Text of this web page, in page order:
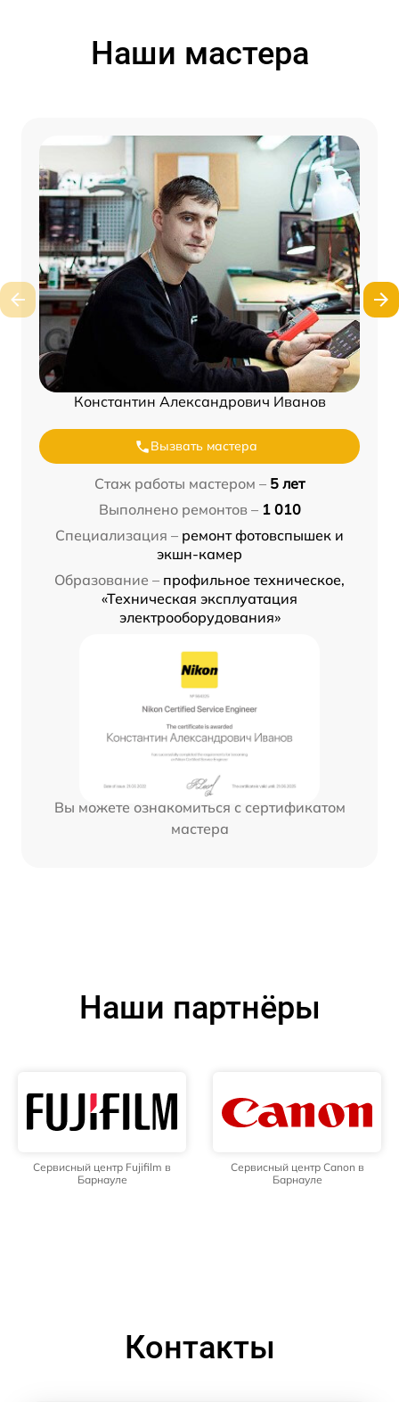
Наши мастера
Константин Александрович Иванов
Вызвать мастера
Стаж работы мастером – 5 лет
Выполнено ремонтов – 1 010
Специализация – ремонт фотовспышек и
экшн-камер
Образование – профильное техническое,
«Техническая эксплуатация
электрооборудования»
Вы можете ознакомиться с сертификатом
мастера
Наши партнёры
Сервисный центр Fujifilm в
Барнауле
Сервисный центр Canon в
Барнауле
Контакты